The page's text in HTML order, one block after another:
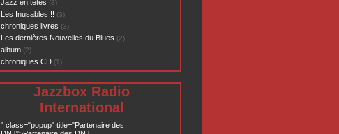
Jazz en têtes (3)
Les Inusables !! (3)
chroniques livres (3)
Les dernières Nouvelles du Blues (2)
album (2)
chroniques CD (1)
Jazzbox Radio
International
" class="popup" title="Partenaire des